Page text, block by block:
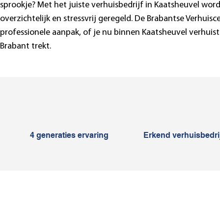
sprookje? Met het juiste verhuisbedrijf in Kaatsheuvel
overzichtelijk en stressvrij geregeld. De Brabantse
professionele aanpak, of je nu binnen Kaatsheuvel
Brabant trekt.
4 generaties ervaring Erkend